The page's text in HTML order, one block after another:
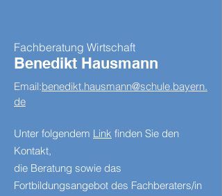
Fachberatung Wirtschaft
Benedikt Hausmann
Email:benedikt.hausmann@schule.bayern.
de
Unter folgendem Link finden Sie den
Kontakt,
die Beratung sowie das
Fortbildungsangebot des Fachberaters/in